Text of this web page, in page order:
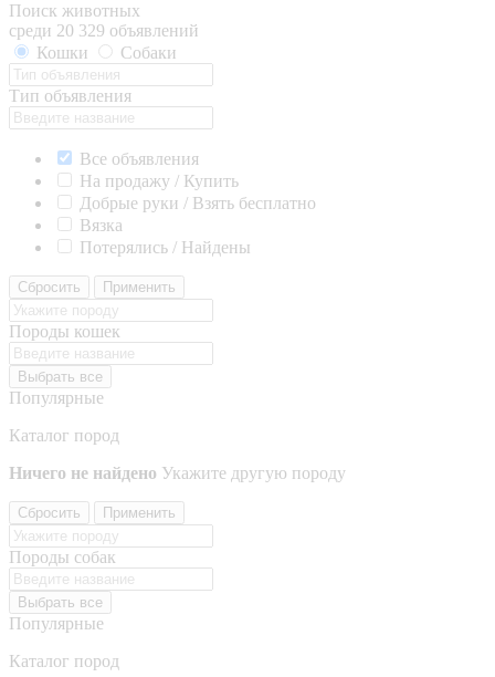
Поиск животных
среди 20 329 объявлений
Кошки
Собаки
Тип объявления
Все объявления
На продажу / Купить
Добрые руки / Взять бесплатно
Вязка
Потерялись / Найдены
Сбросить Применить
Породы кошек
Выбрать все
Популярные
Каталог пород
Ничего не найдено Укажите другую породу
Сбросить Применить
Породы собак
Выбрать все
Популярные
Каталог пород